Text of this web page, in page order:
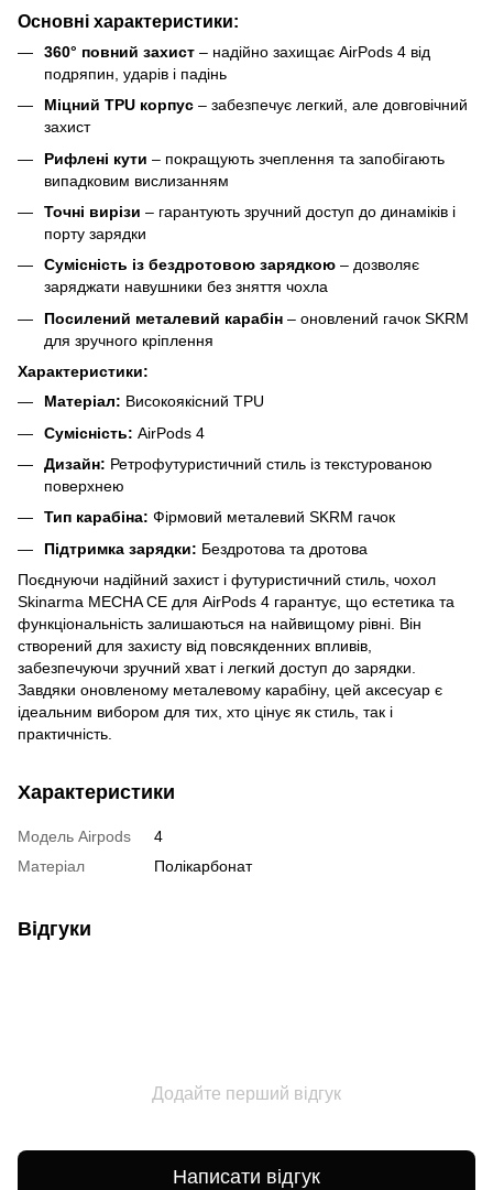
Основні характеристики:
360° повний захист – надійно захищає AirPods 4 від
подряпин, ударів і падінь
Міцний TPU корпус – забезпечує легкий, але довговічний
захист
Рифлені кути – покращують зчеплення та запобігають
випадковим вислизанням
Точні вирізи – гарантують зручний доступ до динаміків і
порту зарядки
Сумісність із бездротовою зарядкою – дозволяє
заряджати навушники без зняття чохла
Посилений металевий карабін – оновлений гачок SKRM
для зручного кріплення
Характеристики:
Матеріал: Високоякісний TPU
Сумісність: AirPods 4
Дизайн: Ретрофутуристичний стиль із текстурованою
поверхнею
Тип карабіна: Фірмовий металевий SKRM гачок
Підтримка зарядки: Бездротова та дротова
Поєднуючи надійний захист і футуристичний стиль, чохол
Skinarma MECHA CE для AirPods 4 гарантує, що естетика та
функціональність залишаються на найвищому рівні. Він
створений для захисту від повсякденних впливів,
забезпечуючи зручний хват і легкий доступ до зарядки.
Завдяки оновленому металевому карабіну, цей аксесуар є
ідеальним вибором для тих, хто цінує як стиль, так і
практичність.
Характеристики
Модель Airpods
4
Матеріал
Полікарбонат
Відгуки
Додайте перший відгук
Написати відгук